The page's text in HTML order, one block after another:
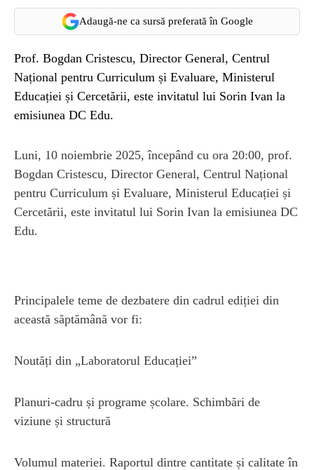
Adaugă-ne ca sursă preferată în Google
Prof. Bogdan Cristescu, Director General, Centrul
Național pentru Curriculum și Evaluare, Ministerul
Educației și Cercetării, este invitatul lui Sorin Ivan la
emisiunea DC Edu.
Luni, 10 noiembrie 2025, începând cu ora 20:00, prof.
Bogdan Cristescu, Director General, Centrul Național
pentru Curriculum și Evaluare, Ministerul Educației și
Cercetării, este invitatul lui Sorin Ivan la emisiunea DC
Edu.
Principalele teme de dezbatere din cadrul ediției din
această săptămână vor fi:
Noutăți din „Laboratorul Educației”
Planuri-cadru și programe școlare. Schimbări de
viziune și structură
Volumul materiei. Raportul dintre cantitate și calitate în